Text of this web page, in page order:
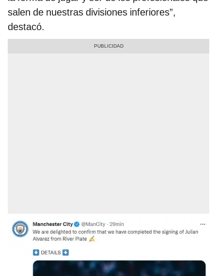
salen de nuestras divisiones inferiores”,
destacó.